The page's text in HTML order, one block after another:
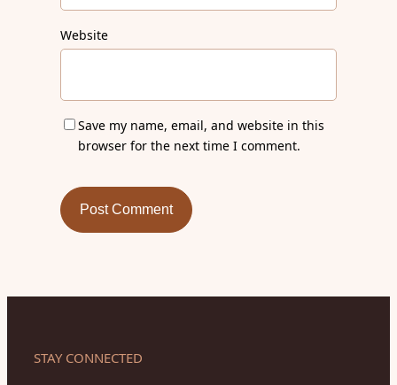
Website
Save my name, email, and website in this
browser for the next time I comment.
STAY CONNECTED